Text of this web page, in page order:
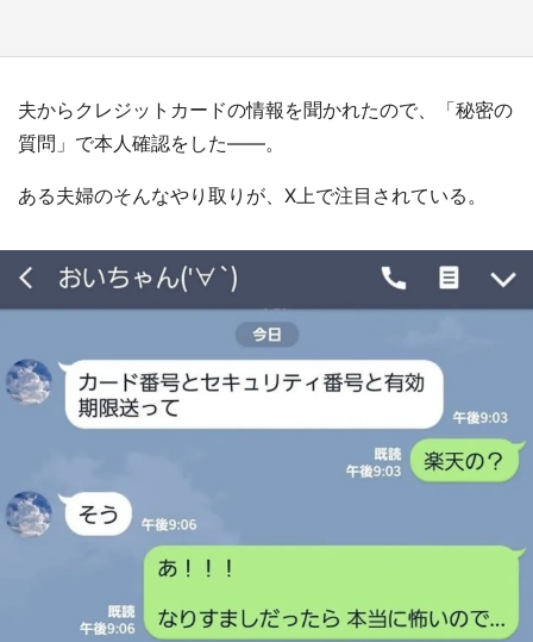
夫からクレジットカードの情報を聞かれたので、「秘密の
質問」で本人確認をした――。
ある夫婦のそんなやり取りが、X上で注目されている。